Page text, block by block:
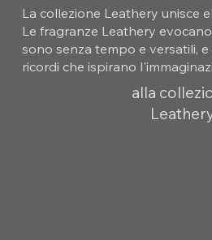
La collezione Leathery unisce
Le fragranze Leathery
sono senza tempo e versatili,
ricordi che ispirano
alla